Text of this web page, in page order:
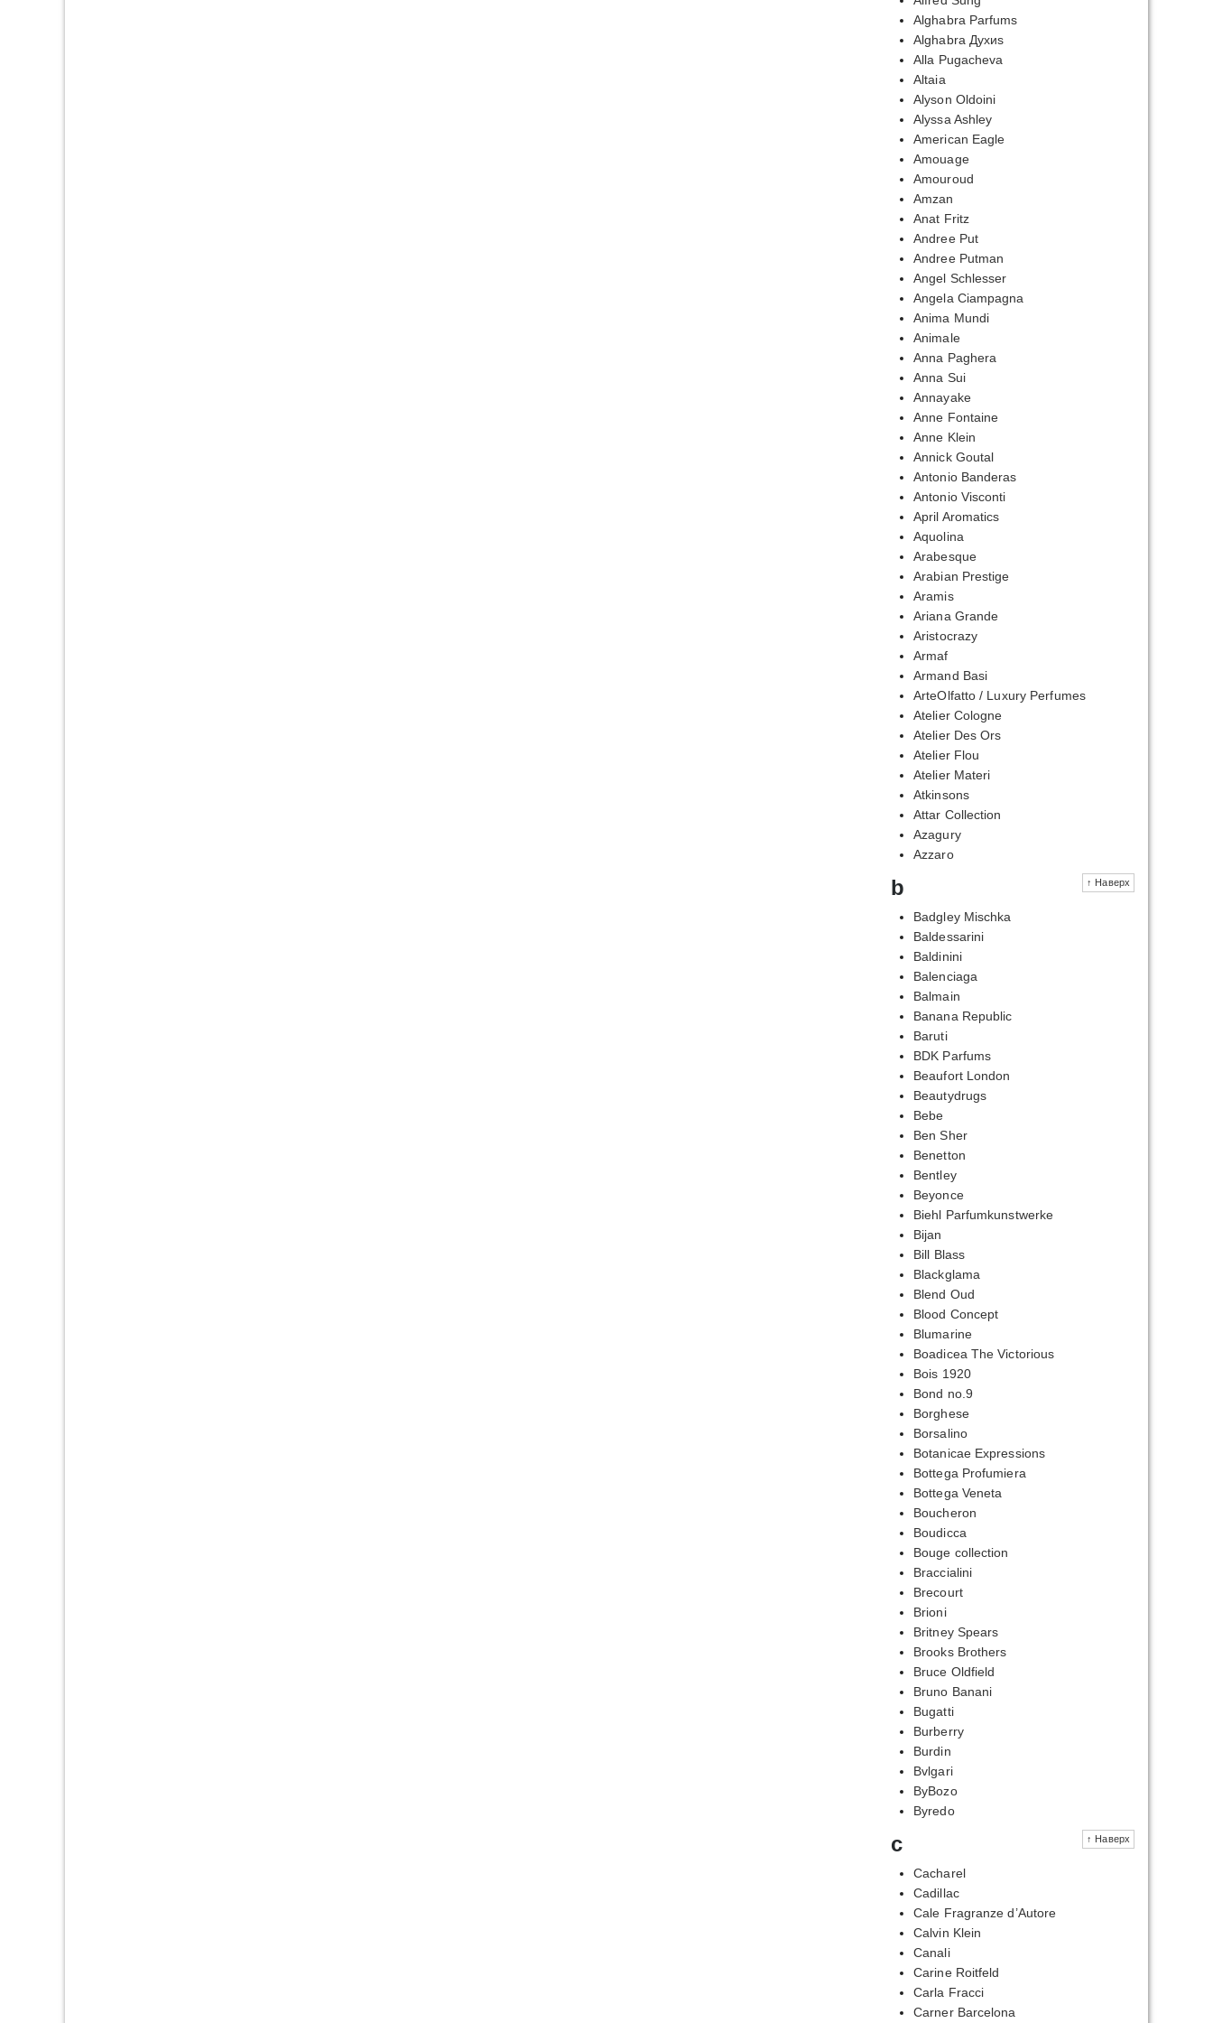
Alghabra Parfums
Alghabra Духиs
Alla Pugacheva
Altaia
Alyson Oldoini
Alyssa Ashley
American Eagle
Amouage
Amouroud
Amzan
Anat Fritz
Andree Put
Andree Putman
Angel Schlesser
Angela Ciampagna
Anima Mundi
Animale
Anna Paghera
Anna Sui
Annayake
Anne Fontaine
Anne Klein
Annick Goutal
Antonio Banderas
Antonio Visconti
April Aromatics
Aquolina
Arabesque
Arabian Prestige
Aramis
Ariana Grande
Aristocrazy
Armaf
Armand Basi
ArteOlfatto / Luxury Perfumes
Atelier Cologne
Atelier Des Ors
Atelier Flou
Atelier Materi
Atkinsons
Attar Collection
Azagury
Azzaro
↑ Наверх
b
Badgley Mischka
Baldessarini
Baldinini
Balenciaga
Balmain
Banana Republic
Baruti
BDK Parfums
Beaufort London
Beautydrugs
Bebe
Ben Sher
Benetton
Bentley
Beyonce
Biehl Parfumkunstwerke
Bijan
Bill Blass
Blackglama
Blend Oud
Blood Concept
Blumarine
Boadicea The Victorious
Bois 1920
Bond no.9
Borghese
Borsalino
Botanicae Expressions
Bottega Profumiera
Bottega Veneta
Boucheron
Boudicca
Bouge collection
Braccialini
Brecourt
Brioni
Britney Spears
Brooks Brothers
Bruce Oldfield
Bruno Banani
Bugatti
Burberry
Burdin
Bvlgari
ByBozo
Byredo
↑ Наверх
c
Cacharel
Cadillac
Cale Fragranze d’Autore
Calvin Klein
Canali
Carine Roitfeld
Carla Fracci
Carner Barcelona